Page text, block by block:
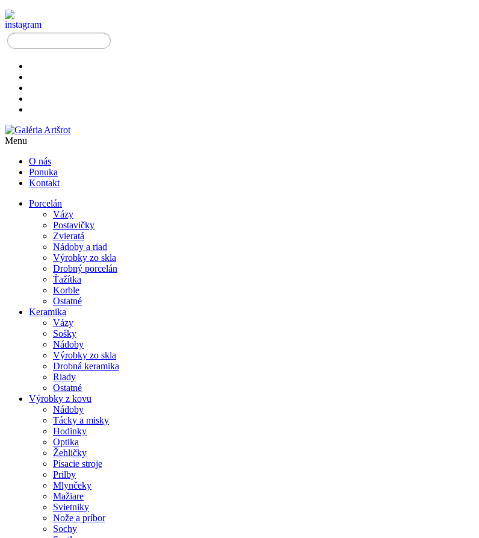
Menu
O nás
Ponuka
Kontakt
Porcelán
Vázy
Postavičky
Zvieratá
Nádoby a riad
Výrobky zo skla
Drobný porcelán
Ťažítka
Korble
Ostatné
Keramika
Vázy
Sošky
Nádoby
Výrobky zo skla
Drobná keramika
Riady
Ostatné
Výrobky z kovu
Nádoby
Tácky a misky
Hodinky
Optika
Žehličky
Písacie stroje
Prilby
Mlynčeky
Mažiare
Svietniky
Nože a príbor
Sochy